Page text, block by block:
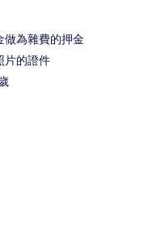
做為雜費的押金
片的證件